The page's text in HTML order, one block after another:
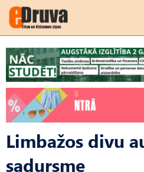
Limbažos divu
sadursme